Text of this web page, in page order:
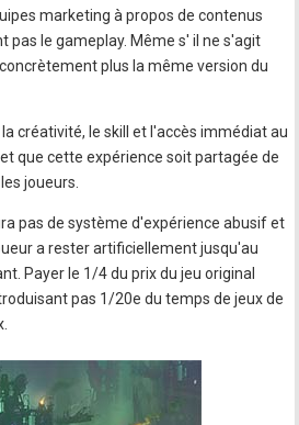
marketing à propos de contenus
pas le gameplay. Même s' il ne s'agit
plus la même version du
créativité, le skill et l'accès immédiat au
que cette expérience soit partagée de
joueurs.
pas de système d'expérience abusif et
a rester artificiellement jusqu'au
Payer le 1/4 du prix du jeu original
pas 1/20e du temps de jeux de